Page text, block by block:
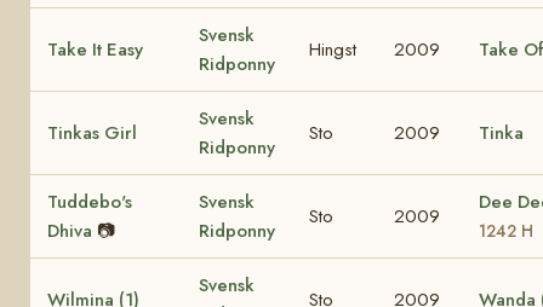
Take It Easy
Svensk
Ridponny
Hingst 2009 Take
Tinkas Girl
Svensk
Ridponny
Sto 2009 Tinka
Tuddebo's
Dhiva 📷
Svensk
Ridponny
Sto 2009
Dee
1242 H
Wilmina (1)
Svensk
Sto 2009 Wanda